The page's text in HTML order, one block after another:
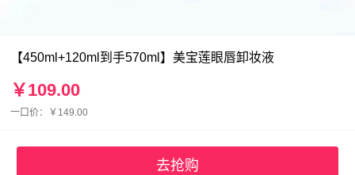
【450ml+120ml到手570ml】美宝莲眼唇卸妆液
￥109.00
一口价：￥149.00
去抢购